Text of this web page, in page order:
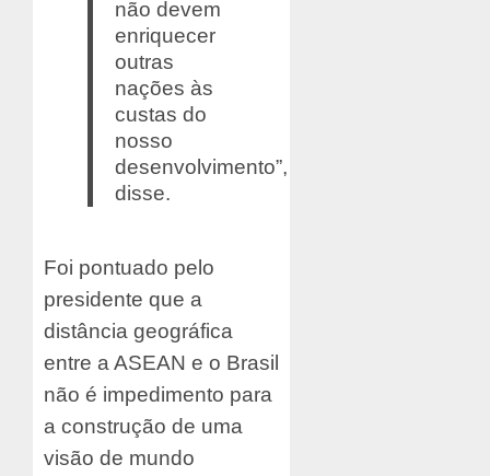
não devem
enriquecer
outras
nações às
custas do
nosso
desenvolvimento”,
disse.
Foi pontuado pelo
presidente que a
distância geográfica
entre a ASEAN e o Brasil
não é impedimento para
a construção de uma
visão de mundo